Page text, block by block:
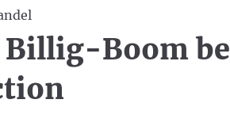
Billig-Boom